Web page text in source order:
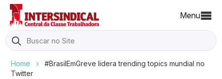
Menu
Search
for:
Home ›
#BrasilEmGreve lidera trending topics mundial no
Twitter